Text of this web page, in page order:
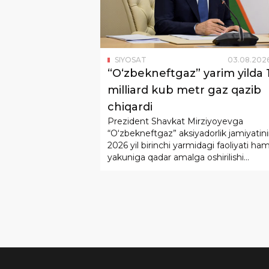
SIYOSAT 03 .08
“Oʻzbekneftgaz” yarim yilda
milliard kub metr gaz qazib
chiqardi
Prezident Shavkat Mirziyoyevga
“O‘zbekneftgaz” aksiyadorlik
2026 yil birinchi yarmidagi faoliyati
yakuniga qadar amalga oshirilishi
rejalashtirilgan ustuvor vazifalar bo‘yicha
hisobot berildi.